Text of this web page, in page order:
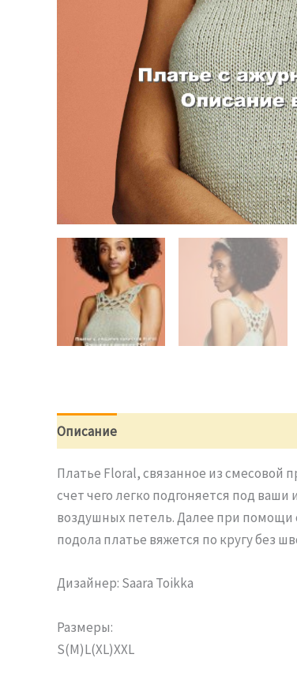
Описание
Платье Floral, связанное из смесовой
счет чего легко подгоняется под
воздушных петель. Далее при помощи
подола платье вяжется по кругу без
Дизайнер: Saara Toikka
Размеры:
S(M)L(XL)XXL